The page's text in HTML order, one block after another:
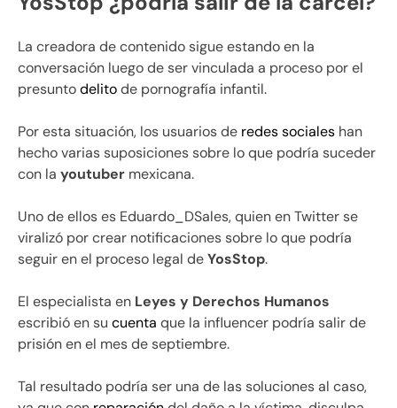
La creadora de contenido sigue estando en la
conversación luego de ser vinculada a proceso por el
presuntodelitode pornografía infantil.
Por esta situación, los usuarios de redes sociales han
hecho varias suposiciones sobre lo que podría suceder
con la youtuber mexicana.
Uno de ellos es Eduardo_DSales, quien en Twitter se
viralizó por crear notificaciones sobre lo que podría
seguir en el proceso legal deYosStop.
El especialista en Leyes y Derechos Humanos
escribió en su cuenta que la influencer podría salir de
prisión en el mes de septiembre.
Tal resultado podría ser una de las soluciones al caso,